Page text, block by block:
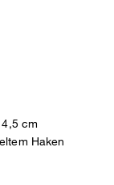
cm
Haken